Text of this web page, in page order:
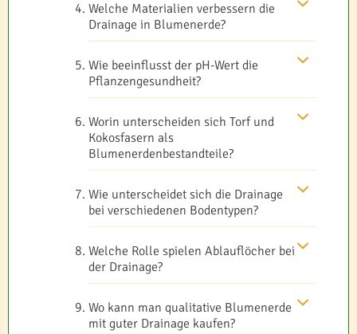
Welche Materialien verbessern die
Drainage in Blumenerde?
Wie beeinflusst der pH-Wert die
Pflanzengesundheit?
Worin unterscheiden sich Torf und
Kokosfasern als
Blumenerdenbestandteile?
Wie unterscheidet sich die Drainage
bei verschiedenen Bodentypen?
Welche Rolle spielen Ablauflöcher bei
der Drainage?
Wo kann man qualitative Blumenerde
mit guter Drainage kaufen?